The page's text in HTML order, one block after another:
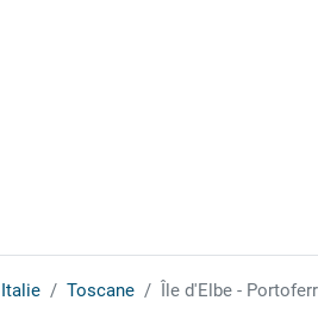
Italie Toscane Île d'Elbe -